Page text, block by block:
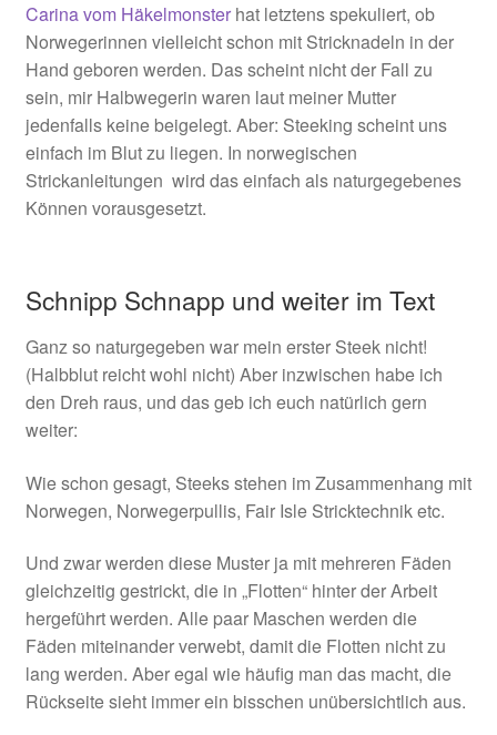
Carina vom Häkelmonster hat letztens spekuliert, ob
Norwegerinnen vielleicht schon mit Stricknadeln in der
Hand geboren werden. Das scheint nicht der Fall zu
sein, mir Halbwegerin waren laut meiner Mutter
jedenfalls keine beigelegt. Aber: Steeking scheint uns
einfach im Blut zu liegen. In norwegischen
Strickanleitungen wird das einfach als naturgegebenes
Können vorausgesetzt.
Schnipp Schnapp und weiter im Text
Ganz so naturgegeben war mein erster Steek nicht!
(Halbblut reicht wohl nicht) Aber inzwischen habe ich
den Dreh raus, und das geb ich euch natürlich gern
weiter:
Wie schon gesagt, Steeks stehen im Zusammenhang mit
Norwegen, Norwegerpullis, Fair Isle Stricktechnik etc.
Und zwar werden diese Muster ja mit mehreren Fäden
gleichzeitig gestrickt, die in „Flotten“ hinter der Arbeit
hergeführt werden. Alle paar Maschen werden die
Fäden miteinander verwebt, damit die Flotten nicht zu
lang werden. Aber egal wie häufig man das macht, die
Rückseite sieht immer ein bisschen unübersichtlich aus.